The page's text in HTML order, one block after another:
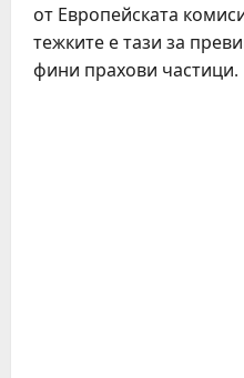
от Европейската
тежките е тази за
фини прахови частици.